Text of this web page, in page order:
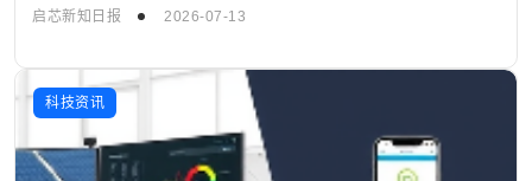
启芯新知日报 2026-07-13
科技资讯